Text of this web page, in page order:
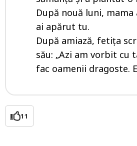
După nouă luni, mama
ai apărut tu.
După amiază, fetița
său: „Azi am vorbit cu
fac oamenii dragoste.
11